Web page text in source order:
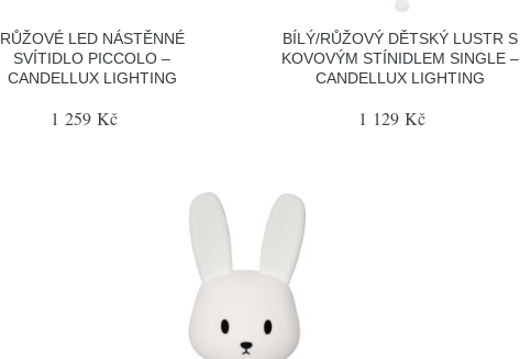
RŮŽOVÉ LED NÁSTĚNNÉ
SVÍTIDLO PICCOLO –
CANDELLUX LIGHTING
1 259 Kč
BÍLÝ/RŮŽOVÝ DĚTSKÝ LUSTR S
KOVOVÝM STÍNIDLEM SINGLE –
CANDELLUX LIGHTING
1 129 Kč